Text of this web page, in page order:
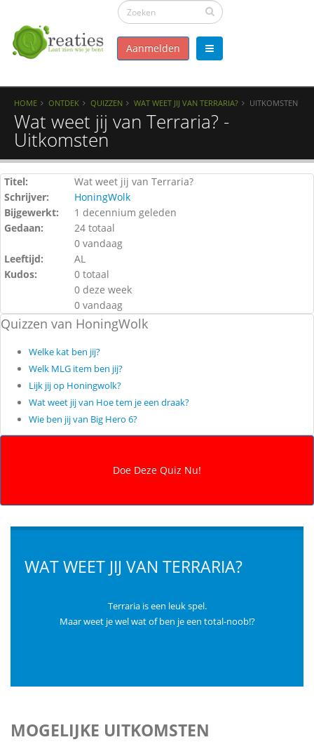
Aanmelden
HOME ONTDEK QUIZZEN WAT WEET JIJ VAN TERRARIA? UITKOMSTEN
Wat weet jij van Terraria? -
Uitkomsten
Titel:
Wat weet jij van Terraria?
Schrijver:
HoningWolk
Bijgewerkt:
1 decennium geleden
Gedaan:
24 totaal
0 vandaag
Leeftijd:
AL
Kudos:
0 totaal
0 deze week
0 vandaag
Quizzen van HoningWolk
Welke kat ben jij?
Welk MLG item ben jij?
Lijk jij op Honingwolk?
Wat weet jij van Hoe tem je een draak?
Wie ben jij van Big Hero 6?
WAT WEET JIJ VAN TERRARIA?
Terraria is een leuk spel.
Maar weet je wel wat of ben je een total-noob!?
MOGELIJKE UITKOMSTEN